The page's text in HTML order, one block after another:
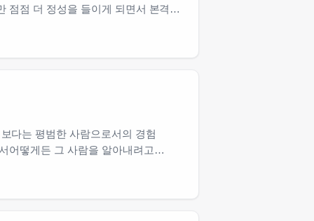
점점 더 정성을 들이게 되면서 본격…
다는 평범한 사람으로서의 경험
어떻게든 그 사람을 알아내려고